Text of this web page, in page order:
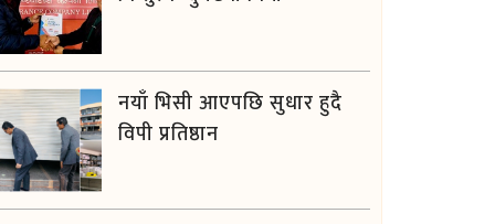
नयाँ भिसी आएपछि सुधार हुदै
विपी प्रतिष्ठान